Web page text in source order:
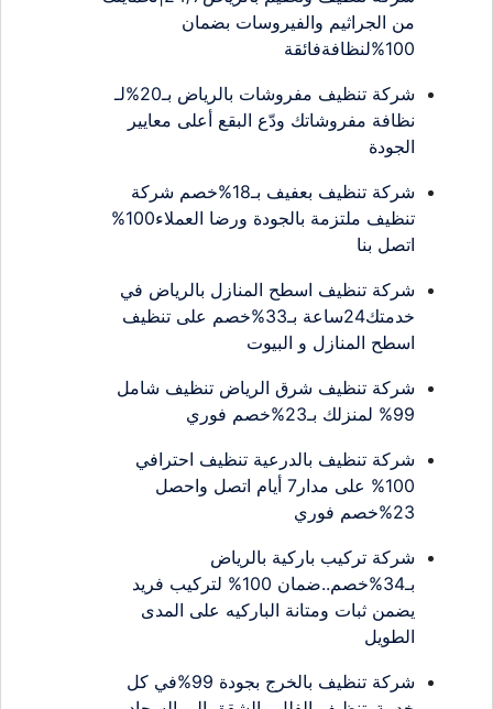
من الجراثيم والفيروسات بضمان
100%لنظافةفائقة
شركة تنظيف مفروشات بالرياض بـ20%لـ
نظافة مفروشاتك ودّع البقع أعلى معايير
الجودة
شركة تنظيف بعفيف بـ18%خصم شركة
تنظيف ملتزمة بالجودة ورضا العملاء100%
اتصل بنا
شركة تنظيف اسطح المنازل بالرياض في
خدمتك24ساعة بـ33%خصم على تنظيف
اسطح المنازل و البيوت
شركة تنظيف شرق الرياض تنظيف شامل
99% لمنزلك بـ23%خصم فوري
شركة تنظيف بالدرعية تنظيف احترافي
100% على مدار7 أيام اتصل واحصل
23%خصم فوري
شركة تركيب باركية بالرياض
بـ34%خصم..ضمان 100% لتركيب فريد
يضمن ثبات ومتانة الباركيه على المدى
الطويل
شركة تنظيف بالخرج بجودة 99%في كل